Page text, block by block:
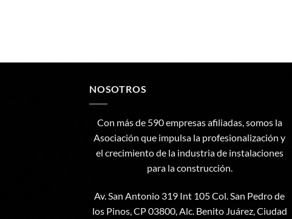
NOSOTROS
Con más de 590 empresas afiliadas, somos la
Asociación que impulsa la profesionalización y
el crecimiento de la industria de instalaciones
para la construcción.
Av. San Antonio 319 Int 105 Col. San Pedro de
los Pinos, CP 03800, Alc. Benito Juárez, Ciudad